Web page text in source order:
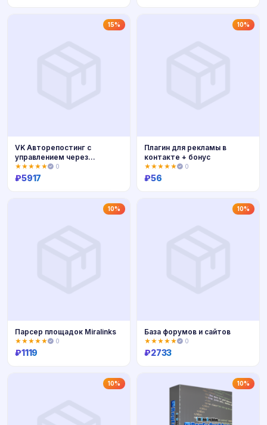
15%
VK Авторепостинг с
управлением через
Telegram | 31 день
★★★★★ 0
₽5917
10%
Плагин для рекламы в
контакте + бонус
★★★★★ 0
₽56
10%
Парсер площадок Miralinks
★★★★★ 0
₽1119
10%
База форумов и сайтов
★★★★★ 0
₽2733
10% 10%